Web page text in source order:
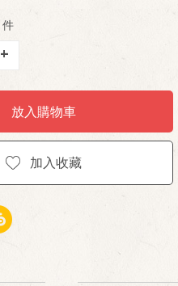
件
+
放入購物車
加入收藏